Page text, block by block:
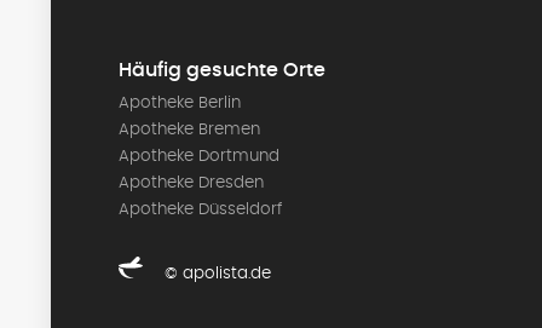
Häufig gesuchte Orte
Apotheke Berlin
Apotheke Bremen
Apotheke Dortmund
Apotheke Dresden
Apotheke Düsseldorf
© apolista.de